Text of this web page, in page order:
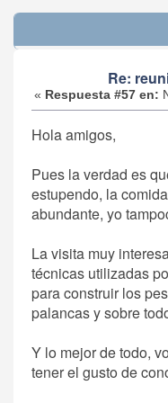
Re:
« Respuesta #57 en:
Hola amigos,
Pues la verdad es
estupendo, la
abundante, yo
La visita muy
técnicas utilizadas
para construir los
palancas y sobre
Y lo mejor de todo,
tener el gusto de